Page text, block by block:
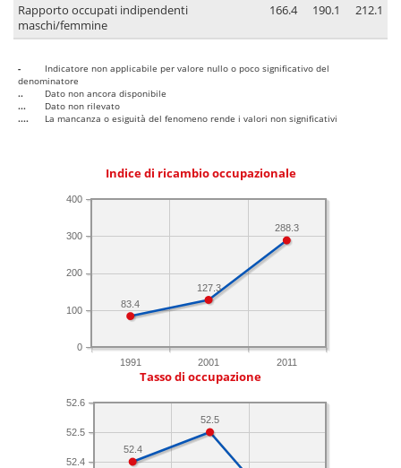
Rapporto occupati indipendenti
maschi/femmine
166.4 190.1 212.1
-
Indicatore non applicabile per valore nullo o poco significativo del
denominatore
..
Dato non ancora disponibile
...
Dato non rilevato
....
La mancanza o esiguità del fenomeno rende i valori non significativi
Indice di ricambio occupazionale
1991 2001 2011
0
100
200
300
400
288.3
127.3
83.4
Tasso di occupazione
52.4
52.5
52.6
52.5
52.4